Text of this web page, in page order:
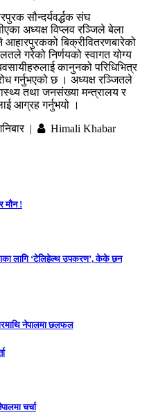
सौन्दर्यवर्द्धक संघ
अध्यक्ष विप्लव रञ्जिले बेला
आहारपुरकको बिक्रीवितरणबारेको
गरेको निर्णयको स्वागत योग्य
कानुनको परिधिभित्र
गर्नुभएको छ । अध्यक्ष रञ्जितले
तथा जनसंख्या मन्त्रालय र
आग्रह गर्नुभयो ।
| Himali Khabar
मौन !
लागि ‘टेलिहेल्थ उपकरण’, केके छन
नेपालमा छलफल
चर्चा